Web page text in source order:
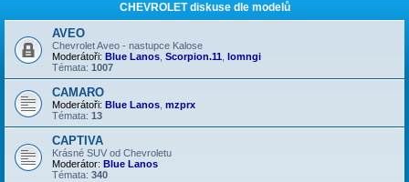
CHEVROLET diskuse dle modelů
AVEO
Chevrolet Aveo - nastupce Kalose
Moderátoři: Blue Lanos Scorpion.11 lomngi
Témata: 1007
CAMARO
Moderátoři: Blue Lanos mzprx
Témata: 13
CAPTIVA
Krásné SUV od Chevroletu
Moderátor: Blue Lanos
Témata: 340